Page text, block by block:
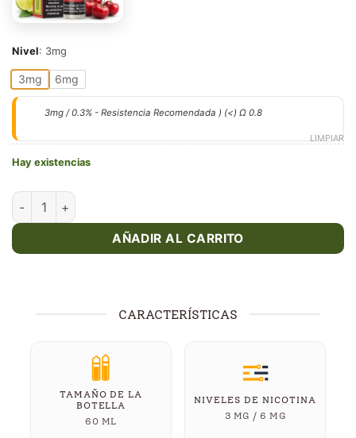
Nivel: 3mg
3mg 6mg
LIMPIAR
3mg / 0.3% - Resistencia Recomendada ) (<) Ω 0.8
Hay existencias
Pacha Cherry Limeade – Pacha (60 ml) cantidad
AÑADIR AL CARRITO
CARACTERÍSTICAS
TAMAÑO DE LA
BOTELLA
60 ML
NIVELES DE NICOTINA
3 MG / 6 MG